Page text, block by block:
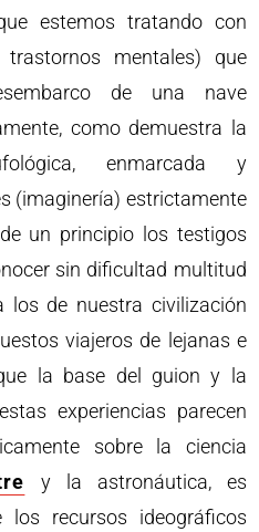
estemos tratando con
trastornos mentales) que
de una nave
como demuestra la
enmarcada y
(imaginería) estrictamente
un principio los testigos
sin dificultad multitud
los de nuestra civilización
viajeros de lejanas e
la base del guion y la
experiencias parecen
sobre la ciencia
y la astronáutica, es
recursos ideográficos